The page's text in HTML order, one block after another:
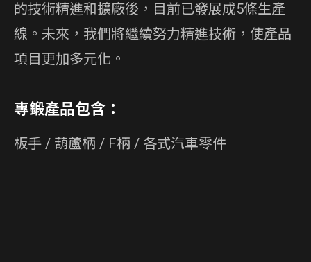
的技術精進和擴廠後，目前已發展成5條生產
線。未來，我們將繼續努力精進技術，使產品
項目更加多元化。
專鍛產品包含：
板手 / 葫蘆柄 / F柄 / 各式汽車零件